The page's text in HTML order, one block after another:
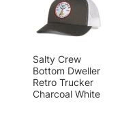
Salty Crew
Bottom Dweller
Retro Trucker
Charcoal White